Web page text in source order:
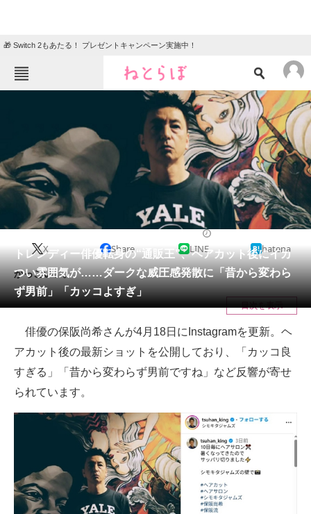
🎁 Switch 2もあたる！ プレゼントキャンペーン実施中！
ニュース
エンタメ クイズ
グルメ 地域
住まい
動物 リサーチ
会員記事
メディア
注目記事を集めた総合ページ
ITの今と未来を見通す
スマホと通信の最新トレンド
進化するPCとデバイスの未来
好きが集まる 比べて選べる
ビジネスと働き方のヒント
AI活用のいまが分かる
トレンディー俳優転身の“通販王”、ヘアカット後にイカ
つい雰囲気が……ダークな威圧感発散に「昔から変わら
ず男前」「カッコよすぎ」
X Share LINE hatena
かっこいい。
目次を表示
俳優の保阪尚希さんが4月18日にInstagramを更新。ヘ
アカット後の最新ショットを公開しており、「カッコ良
すぎる」「昔から変わらず男前ですね」など反響が寄せ
られています。